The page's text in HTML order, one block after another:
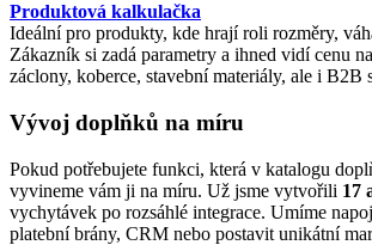
Produktová kalkulačka
Ideální pro produkty, kde hrají roli rozměry,
Zákazník si zadá parametry a ihned vidí cenu
záclony, koberce, stavební materiály, ale i B2B
Vývoj doplňků na míru
Pokud potřebujete funkci, která v katalogu
vyvineme vám ji na míru. Už jsme vytvořili 17
vychytávek po rozsáhlé integrace. Umíme
platební brány, CRM nebo postavit unikátní